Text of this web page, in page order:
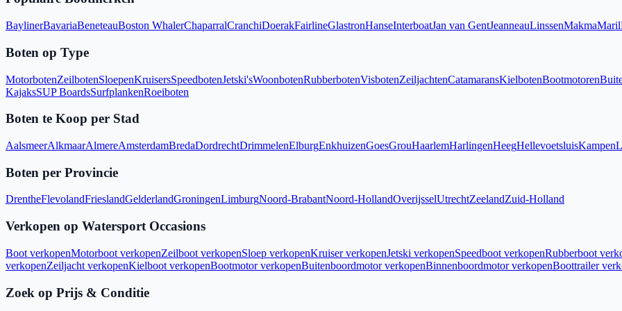
BaylinerBavariaBeneteauBoston WhalerChaparralCranchiDoerakFairlineGlastronHanseInterboatJan van GentJeanneauLinssenMakmaMaril
Boten op Type
MotorbotenZeilbotenSloepenKruisersSpeedbotenJetski'sWoonbotenRubberbotenVisbotenZeiljachtenCatamaransKielbotenBootmotoren
KajaksSUP BoardsSurfplankenRoeiboten
Boten te Koop per Stad
AalsmeerAlkmaarAlmereAmsterdamBredaDordrechtDrimmelenElburgEnkhuizenGoesGrouHaarlemHarlingenHeegHellevoetsluisKampen
Boten per Provincie
DrentheFlevolandFrieslandGelderlandGroningenLimburgNoord-BrabantNoord-HollandOverijsselUtrechtZeelandZuid-Holland
Verkopen op Watersport Occasions
Boot verkopenMotorboot verkopenZeilboot verkopenSloep verkopenKruiser verkopenJetski verkopenSpeedboot verkopenRubberboot
verkopenZeiljacht verkopenKielboot verkopenBootmotor verkopenBuitenboordmotor verkopenBinnenboordmotor verkopenBoottrailer
Zoek op Prijs & Conditie